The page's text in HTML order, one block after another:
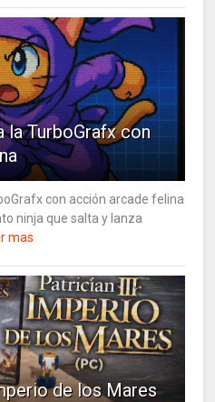
la TurboGrafx con
con acción arcade felina
ninja que salta y lanza
mas
de los Mares